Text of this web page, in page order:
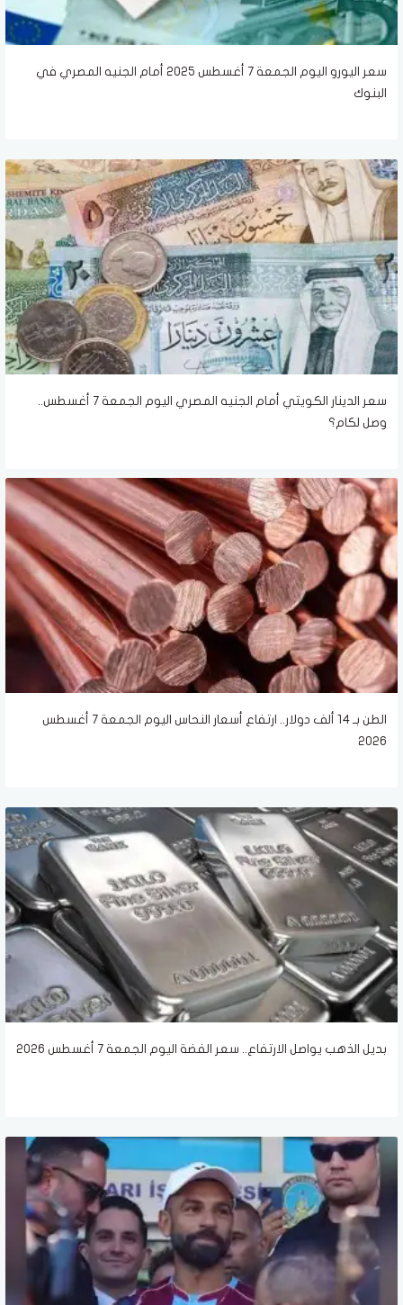
سعر اليورو اليوم الجمعة 7 أغسطس 2025 أمام الجنيه المصري في
البنوك
سعر الدينار الكويتي أمام الجنيه المصري اليوم الجمعة 7 أغسطس..
وصل لكام؟
الطن بـ 14 ألف دولار.. ارتفاع أسعار النحاس اليوم الجمعة 7 أغسطس
2026
بديل الذهب يواصل الارتفاع.. سعر الفضة اليوم الجمعة 7 أغسطس 2026